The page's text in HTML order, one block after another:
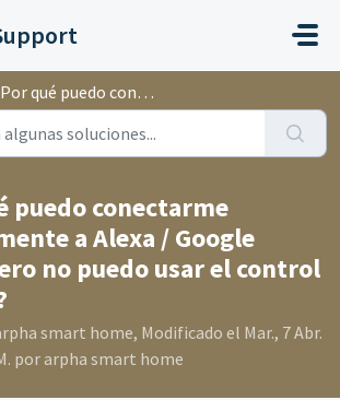
qué puedo conectarme exitosamente a Alexa / Google H...
puedo conectarme
a Alexa / Google
no puedo usar el control
smart home, Modificado el Mar., 7 Abr.
por arpha smart home